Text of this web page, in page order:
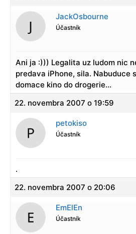
JackOsbourne
Účastník
Ani ja :))) Legalita uz ludom nic
predava iPhone, sila. Nabuduce
domace kino do drogerie…
22. novembra 2007 o 19:59
petokiso
Účastník
.
22. novembra 2007 o 20:06
EmElEn
Účastník